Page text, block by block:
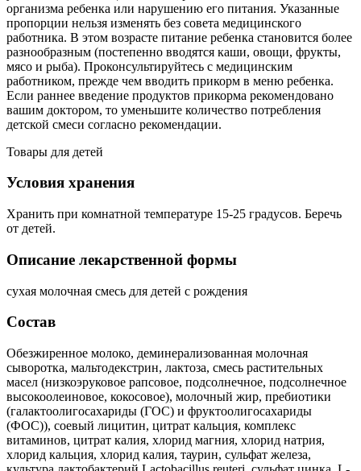
организма ребенка или нарушению его питания. Указанные
пропорции нельзя изменять без совета медицинского
работника. В этом возрасте питание ребенка становится более
разнообразным (постепенно вводятся каши, овощи, фрукты,
мясо и рыба). Проконсультируйтесь с медицинским
работником, прежде чем вводить прикорм в меню ребенка.
Если раннее введение продуктов прикорма рекомендовано
вашим доктором, то уменьшите количество потребления
детской смеси согласно рекомендации.
Товары для детей
Условия хранения
Хранить при комнатной температуре 15-25 градусов. Беречь
от детей.
Описание лекарственной формы
сухая молочная смесь для детей с рождения
Состав
Обезжиренное молоко, деминерализованная молочная
сыворотка, мальтодекстрин, лактоза, смесь растительных
масел (низкоэруковое рапсовое, подсолнечное, подсолнечное
высокоолеиновое, кокосовое), молочный жир, пребиотики
(галактоолигосахариды (ГОС) и фруктоолигосахариды
(ФОС)), соевый лицитин, цитрат кальция, комплекс
витаминов, цитрат калия, хлорид магния, хлорид натрия,
хлорид кальция, хлорид калия, таурин, сульфат железа,